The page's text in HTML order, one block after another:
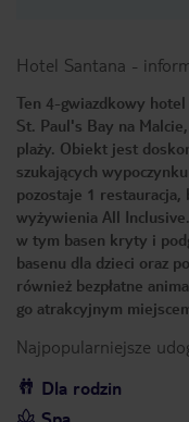
Hotel Santana -
Ten 4-gwiazdkowy
St. Paul's Bay na
plaży. Obiekt jest
szukających
pozostaje 1
wyżywienia All
w tym basen kryty i
basenu dla dzieci oraz
również bezpłatne
go atrakcyjnym
Najpopularniejsze
Dla rodzin